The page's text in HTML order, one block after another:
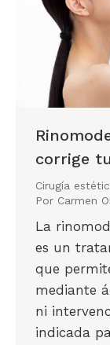
corrige
Cirugía
Por Carmen
La
es un
que
mediante
ni
indicada